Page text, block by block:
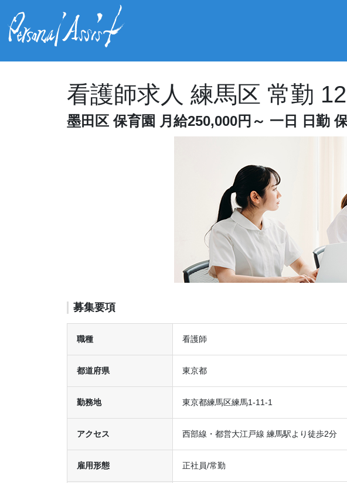
看護師求人 練馬区 常勤
墨田区 保育園 月給250,000円～ 一日 日勤
募集要項
職種 看護師
都道府県 東京都
勤務地 東京都練馬区練馬1-11-1
アクセス 西部線・都営大江戸線 練馬駅より徒歩2分
雇用形態 正社員/常勤